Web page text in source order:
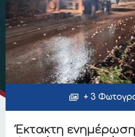
+ 3
Έκτακτη